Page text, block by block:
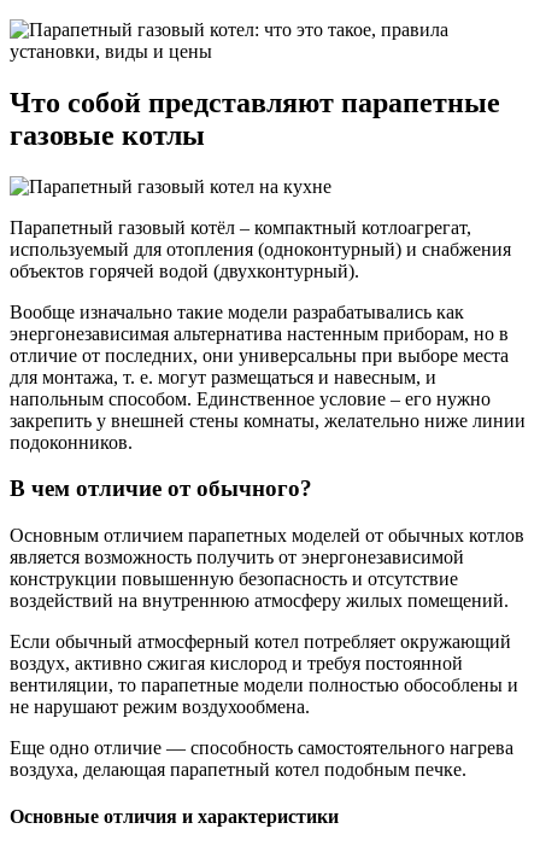
Что собой представляют парапетные
газовые котлы
Парапетный газовый котёл – компактный котлоагрегат,
используемый для отопления (одноконтурный) и снабжения
объектов горячей водой (двухконтурный).
Вообще изначально такие модели разрабатывались как
энергонезависимая альтернатива настенным приборам, но в
отличие от последних, они универсальны при выборе места
для монтажа, т. е. могут размещаться и навесным, и
напольным способом. Единственное условие – его нужно
закрепить у внешней стены комнаты, желательно ниже линии
подоконников.
В чем отличие от обычного?
Основным отличием парапетных моделей от обычных котлов
является возможность получить от энергонезависимой
конструкции повышенную безопасность и отсутствие
воздействий на внутреннюю атмосферу жилых помещений.
Если обычный атмосферный котел потребляет окружающий
воздух, активно сжигая кислород и требуя постоянной
вентиляции, то парапетные модели полностью обособлены и
не нарушают режим воздухообмена.
Еще одно отличие — способность самостоятельного нагрева
воздуха, делающая парапетный котел подобным печке.
Основные отличия и характеристики